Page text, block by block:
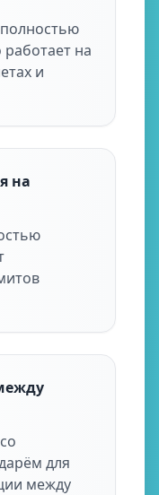
на
и
на
для
между